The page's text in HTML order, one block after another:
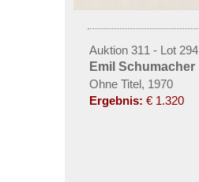
Auktion 311 - Lot 294
Emil Schumacher
Ohne Titel, 1970
Ergebnis: € 1.320